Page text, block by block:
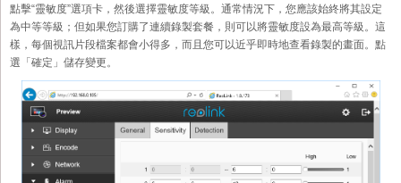
點擊“靈敏度”選項卡，然後選擇靈敏度等級。通常情況下，您應該始終將其設定
為中等等級；但如果您訂購了連續錄製套餐，則可以將靈敏度設為最高等級。這
樣，每個視訊片段檔案都會小得多，而且您可以近乎即時地查看錄製的畫面。點
選「確定」儲存變更。